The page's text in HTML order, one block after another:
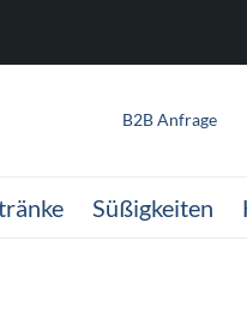
B2B Anfrage
Süßigkeiten